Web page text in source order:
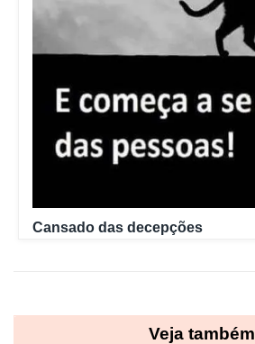
Cansado das decepções
Veja também